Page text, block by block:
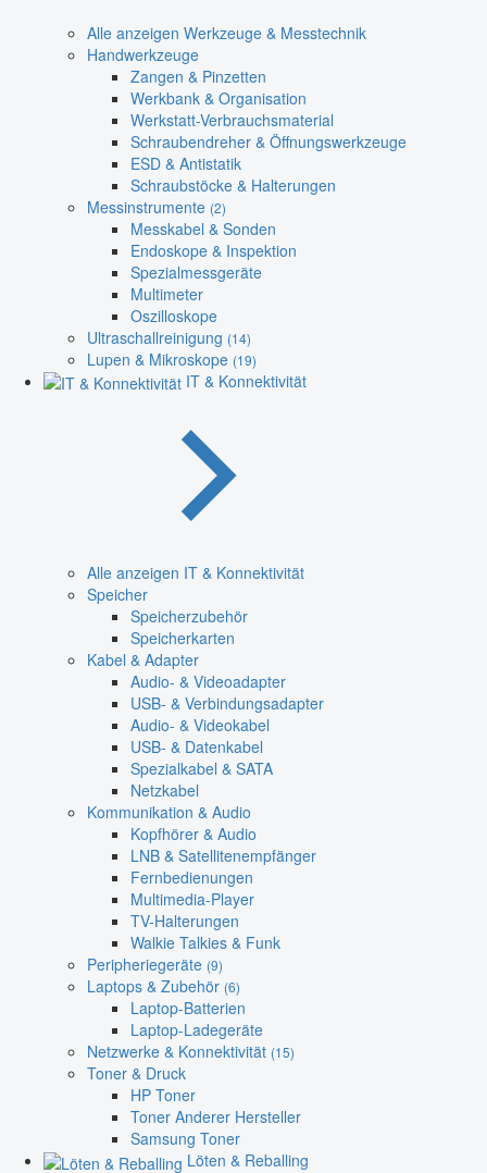
Alle anzeigen Werkzeuge & Messtechnik
Handwerkzeuge
Zangen & Pinzetten
Werkbank & Organisation
Werkstatt-Verbrauchsmaterial
Schraubendreher & Öffnungswerkzeuge
ESD & Antistatik
Schraubstöcke & Halterungen
Messinstrumente (2)
Messkabel & Sonden
Endoskope & Inspektion
Spezialmessgeräte
Multimeter
Oszilloskope
Ultraschallreinigung (14)
Lupen & Mikroskope (19)
IT & Konnektivität
Alle anzeigen IT & Konnektivität
Speicher
Speicherzubehör
Speicherkarten
Kabel & Adapter
Audio- & Videoadapter
USB- & Verbindungsadapter
Audio- & Videokabel
USB- & Datenkabel
Spezialkabel & SATA
Netzkabel
Kommunikation & Audio
Kopfhörer & Audio
LNB & Satellitenempfänger
Fernbedienungen
Multimedia-Player
TV-Halterungen
Walkie Talkies & Funk
Peripheriegeräte (9)
Laptops & Zubehör (6)
Laptop-Batterien
Laptop-Ladegeräte
Netzwerke & Konnektivität (15)
Toner & Druck
HP Toner
Toner Anderer Hersteller
Samsung Toner
Löten & Reballing